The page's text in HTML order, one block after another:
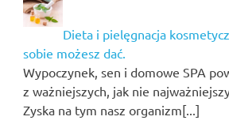
Dieta i pielęgnacja
sobie możesz dać.
Wypoczynek, sen i domowe SPA
z ważniejszych, jak nie
Zyska na tym nasz organizm[...]